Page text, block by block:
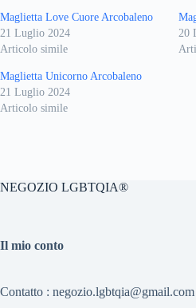
Maglietta Love Cuore Arcobaleno
21 Luglio 2024
Articolo simile
20
Maglietta Unicorno Arcobaleno
21 Luglio 2024
Articolo simile
NEGOZIO LGBTQIA®
Il mio conto
Contatto : negozio.lgbtqia@gmail.com